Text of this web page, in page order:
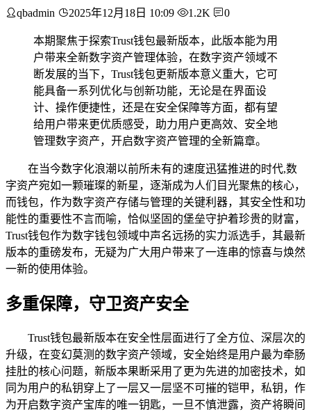
qbadmin 2025年12月18日 10:09 1.2K 0
本期聚焦于探索Trust钱包最新版本，此版本能为用
户带来全新数字资产管理体验，在数字资产领域不
断发展的当下，Trust钱包更新版本意义重大，它可
能具备一系列优化与创新功能，无论是在界面设
计、操作便捷性，还是在安全保障等方面，都有望
给用户带来更优质感受，助力用户更高效、安全地
管理数字资产，开启数字资产管理的全新篇章。
在当今数字化浪潮以前所未有的速度迅猛推进的时代,数
字资产宛如一颗璀璨的新星，逐渐成为人们目光聚焦的核心，
而钱包，作为数字资产存储与管理的关键利器，其安全性和功
能性的重要性不言而喻，恰似坚固的堡垒守护着珍贵的财富，
Trust钱包作为数字钱包领域中声名远扬的实力派选手，其最新
版本的重磅发布，无疑为广大用户带来了一连串的惊喜与焕然
一新的使用体验。
多重保障，守卫资产安全
Trust钱包最新版本在安全性层面进行了全方位、深层次的
升级，在变幻莫测的数字资产领域，安全始终是用户最为牵肠
挂肚的核心问题，新版本果断采用了更为先进的加密技术，如
同为用户的私钥穿上了一层又一层坚不可摧的铠甲，私钥，作
为开启数字资产宝库的唯一钥匙，一旦不慎泄露，资产将瞬间